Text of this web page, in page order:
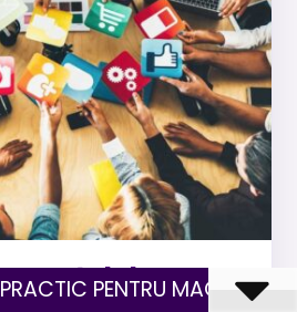
rețelele
CU PRODUSE FIZICE